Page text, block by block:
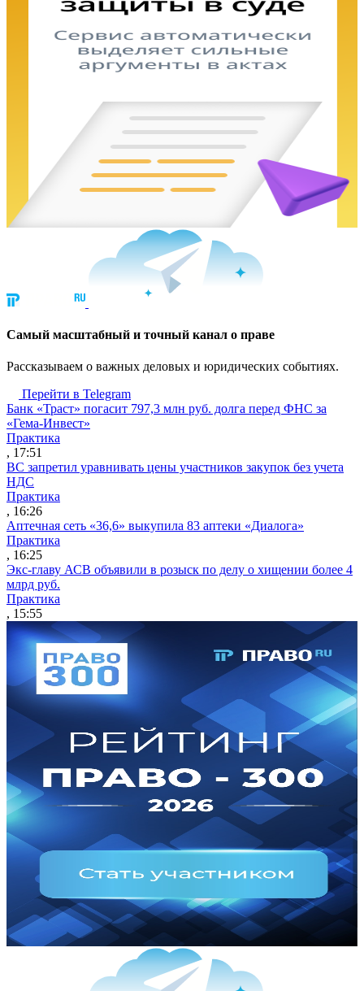
Cамый масштабный и точный канал о праве
Рассказываем о важных деловых и юридических событиях.
Перейти в Telegram
Банк «Траст» погасит 797,3 млн руб. долга перед ФНС за
«Гема-Инвест»
Практика
, 17:51
ВС запретил уравнивать цены участников закупок без учета
НДС
Практика
, 16:26
Аптечная сеть «36,6» выкупила 83 аптеки «Диалога»
Практика
, 16:25
Экс-главу АСВ объявили в розыск по делу о хищении более 4
млрд руб.
Практика
, 15:55